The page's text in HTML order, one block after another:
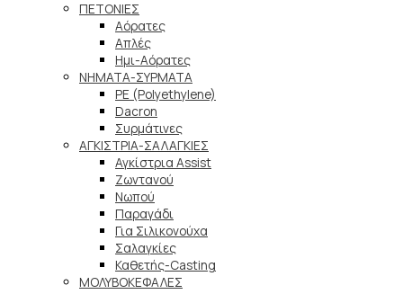
ΠΕΤΟΝΙΕΣ
Αόρατες
Απλές
Ημι-Αόρατες
ΝΗΜΑΤΑ-ΣΥΡΜΑΤΑ
PE (Polyethylene)
Dacron
Συρμάτινες
ΑΓΚΙΣΤΡΙΑ-ΣΑΛΑΓΚΙΕΣ
Αγκίστρια Assist
Ζωντανού
Νωπού
Παραγάδι
Για Σιλικονούχα
Σαλαγκίες
Καθετής-Casting
ΜΟΛΥΒΟΚΕΦΑΛΕΣ